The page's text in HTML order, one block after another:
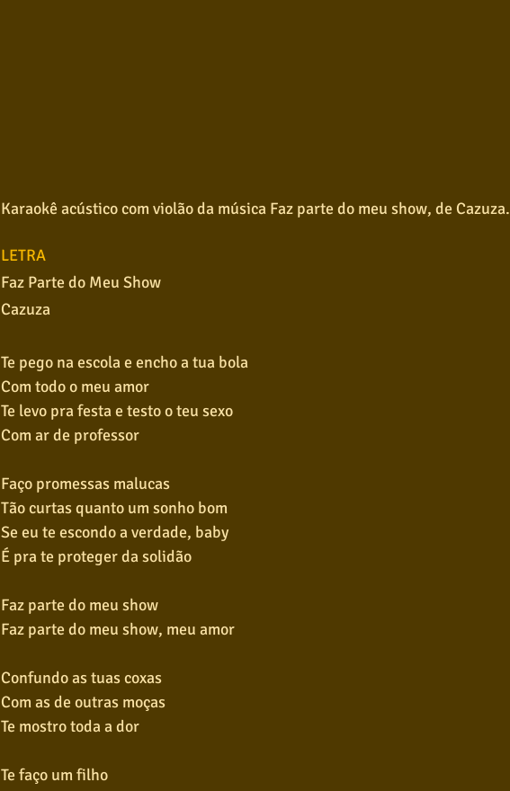
Karaokê acústico com violão da música Faz parte do meu show, de Cazuza.
LETRA
Faz Parte do Meu Show
Cazuza
Te pego na escola e encho a tua bola
Com todo o meu amor
Te levo pra festa e testo o teu sexo
Com ar de professor
Faço promessas malucas
Tão curtas quanto um sonho bom
Se eu te escondo a verdade, baby
É pra te proteger da solidão
Faz parte do meu show
Faz parte do meu show, meu amor
Confundo as tuas coxas
Com as de outras moças
Te mostro toda a dor
Te faço um filho